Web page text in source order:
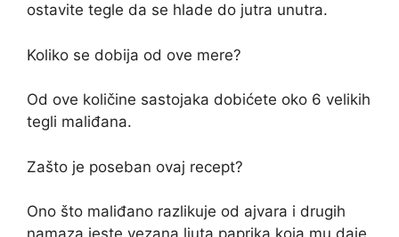
ostavite tegle da se hlade do jutra unutra.
Koliko se dobija od ove mere?
Od ove količine sastojaka dobićete oko 6 velikih
tegli maliđana.
Zašto je poseban ovaj recept?
Ono što maliđano razlikuje od ajvara i drugih